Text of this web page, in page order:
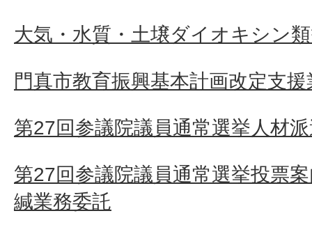
大気・水質・土壌ダイオキシン
門真市教育振興基本計画改定支
第27回参議院議員通常選挙人材
第27回参議院議員通常選挙投票
緘業務委託